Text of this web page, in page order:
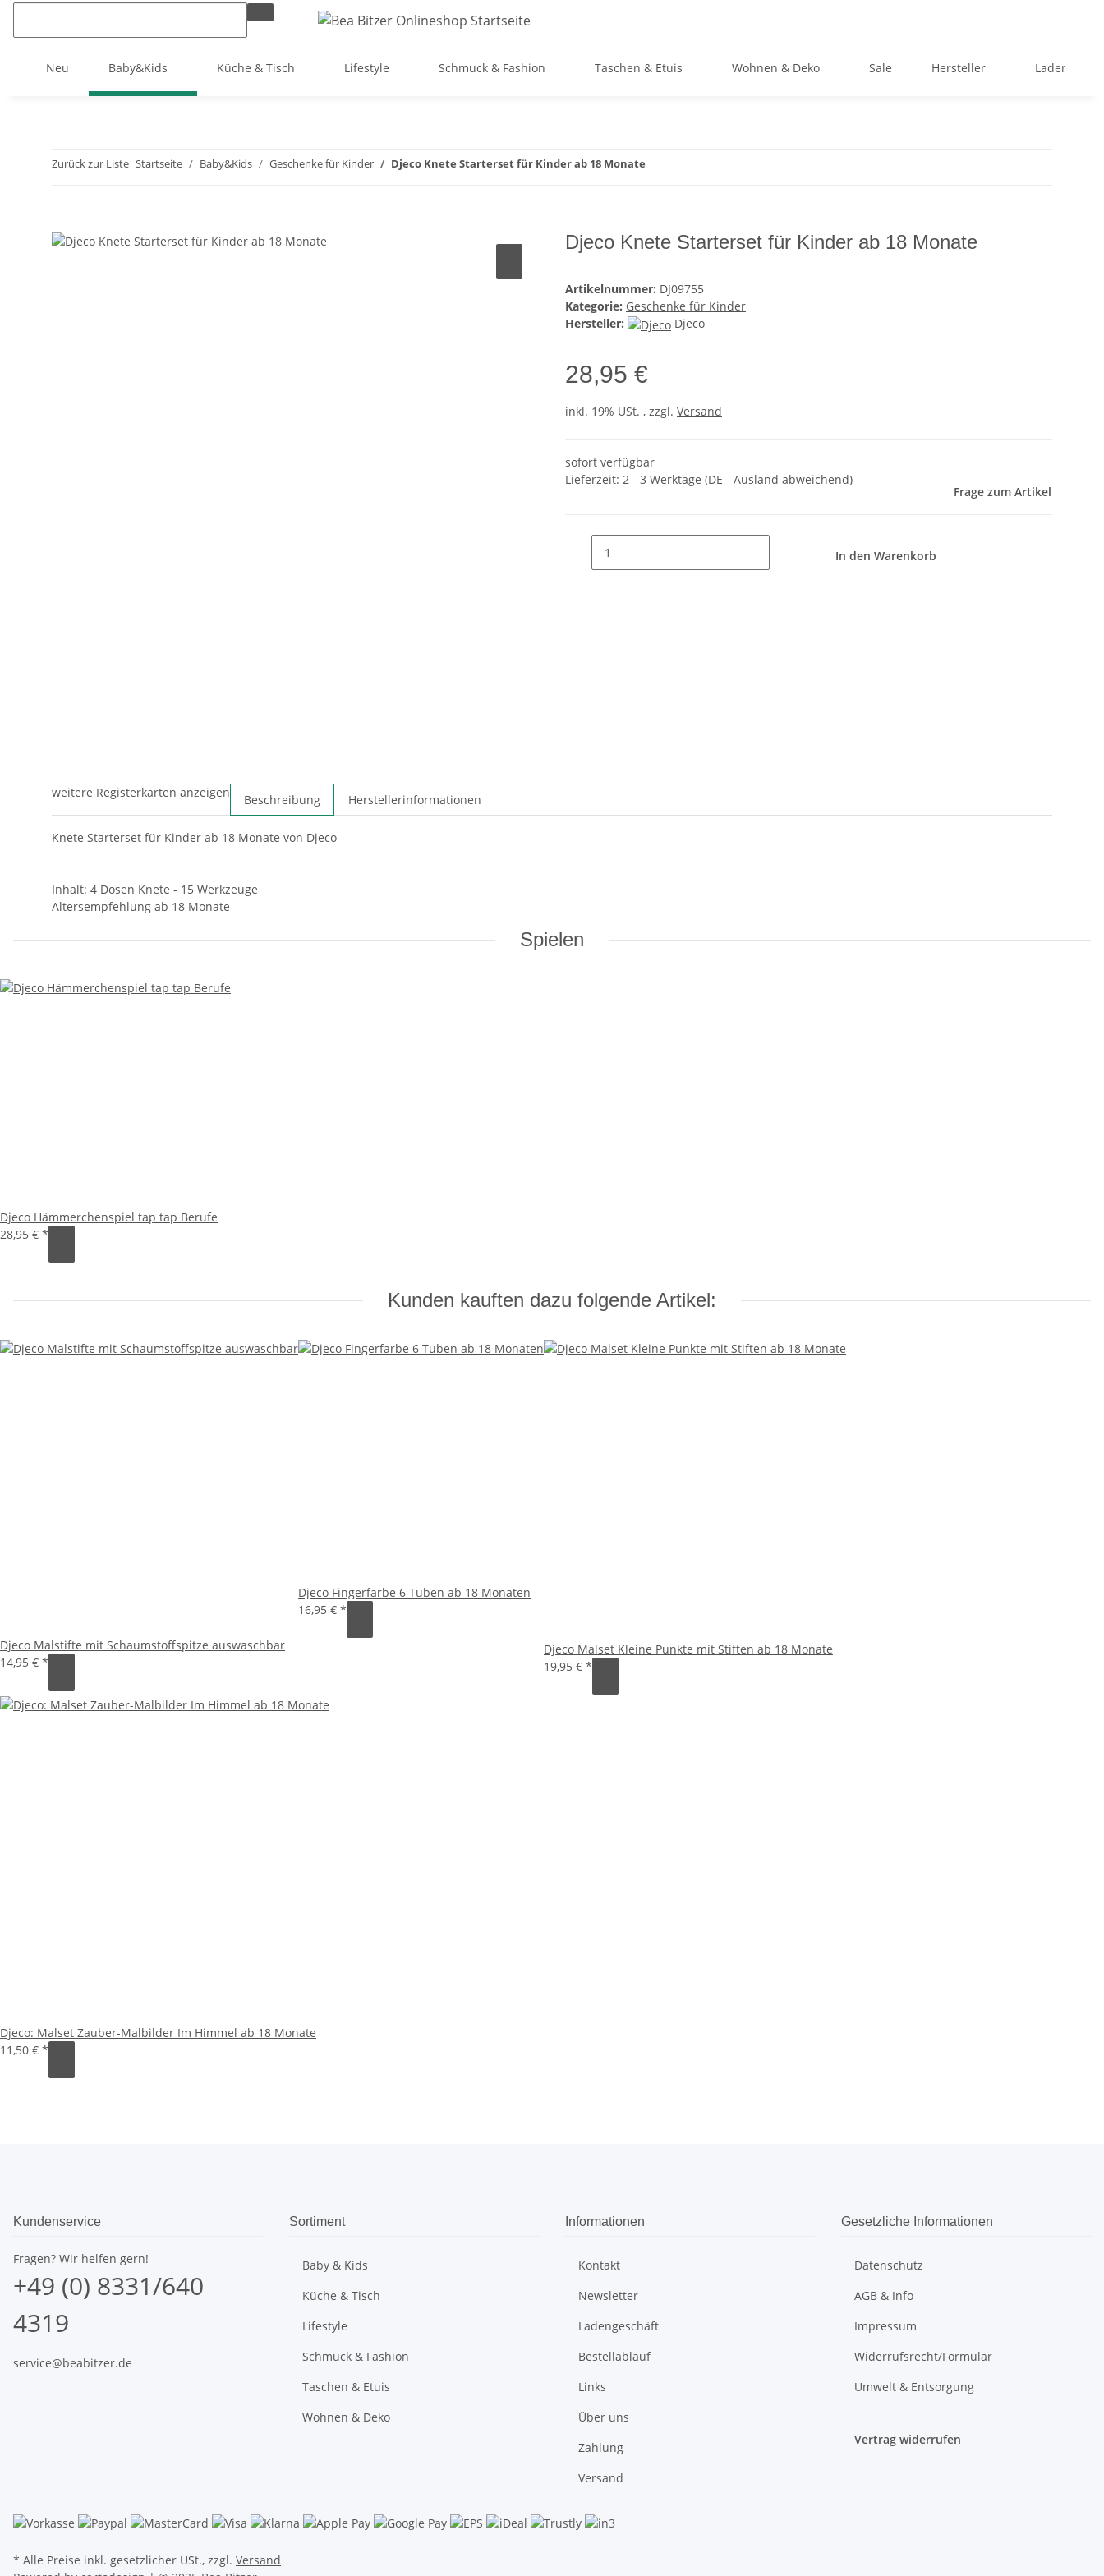
Neu Baby&Kids Küche & Tisch Lifestyle Schmuck & Fashion Taschen & Etuis Wohnen & Deko Sale Hersteller
Zurück zur Liste Startseite Baby&Kids Geschenke für Kinder Djeco Knete Starterset für Kinder ab 18 Monate
Djeco Knete Starterset für Kinder ab 18 Monate
Artikelnummer: DJ09755
Kategorie: Geschenke für Kinder
Hersteller:
Djeco
28,95 €
inkl. 19% USt. , zzgl. Versand
sofort verfügbar
Lieferzeit: 2 - 3 Werktage (DE - Ausland abweichend)
Frage zum Artikel
In den Warenkorb
weitere Registerkarten anzeigen Beschreibung Herstellerinformationen
Knete Starterset für Kinder ab 18 Monate von Djeco
Inhalt: 4 Dosen Knete - 15 Werkzeuge
Altersempfehlung ab 18 Monate
Spielen
Djeco Hämmerchenspiel tap tap Berufe
28,95 € *
Kunden kauften dazu folgende Artikel:
Djeco Malstifte mit Schaumstoffspitze auswaschbar
14,95 € *
Djeco Fingerfarbe 6 Tuben ab 18 Monaten
16,95 € *
Djeco Malset Kleine Punkte mit Stiften ab 18 Monate
19,95 € *
Djeco: Malset Zauber-Malbilder Im Himmel ab 18 Monate
11,50 € *
Kundenservice
Fragen? Wir helfen gern!
+49 (0) 8331/640
4319
service@beabitzer.de
Sortiment
Baby & Kids
Küche & Tisch
Lifestyle
Schmuck & Fashion
Taschen & Etuis
Wohnen & Deko
Informationen
Kontakt
Newsletter
Ladengeschäft
Bestellablauf
Links
Über uns
Zahlung
Versand
Gesetzliche Informationen
Datenschutz
AGB & Info
Impressum
Widerrufsrecht/Formular
Umwelt & Entsorgung
Vertrag widerrufen
* Alle Preise inkl. gesetzlicher USt., zzgl. Versand